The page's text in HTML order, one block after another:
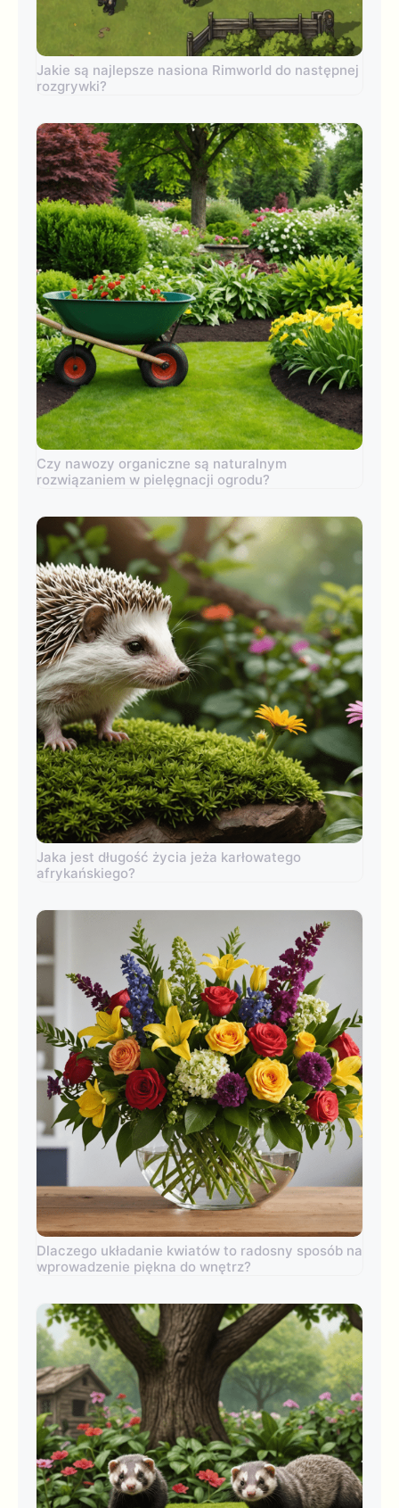
Jakie są najlepsze nasiona Rimworld do następnej
rozgrywki?
Czy nawozy organiczne są naturalnym
rozwiązaniem w pielęgnacji ogrodu?
Jaka jest długość życia jeża karłowatego
afrykańskiego?
Dlaczego układanie kwiatów to radosny sposób na
wprowadzenie piękna do wnętrz?